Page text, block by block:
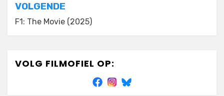
VOLGENDE
F1: The Movie (2025)
VOLG FILMOFIEL OP: